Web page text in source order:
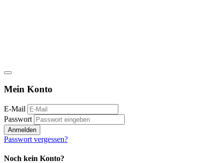
Mein Konto
E-Mail
Passwort
Anmelden
Passwort vergessen?
Noch kein Konto?